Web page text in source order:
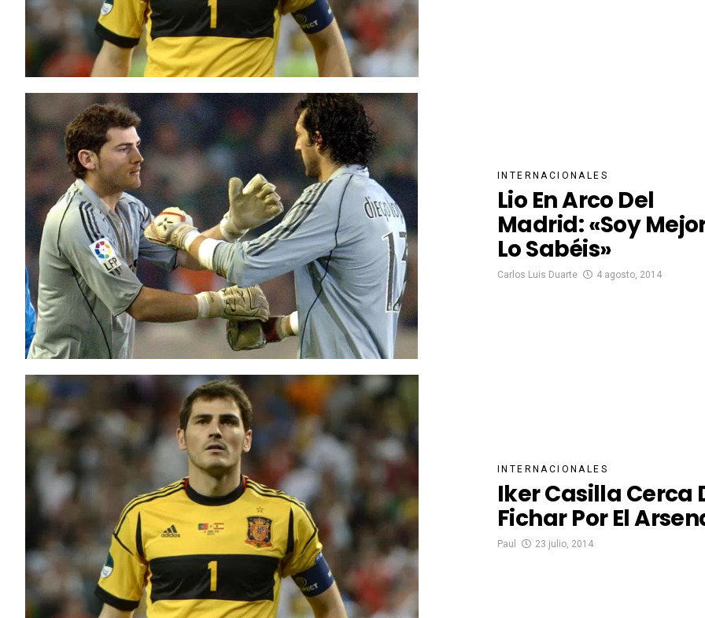
INTERNACIONALES
Lio En Arco Del
Madrid: «Soy
Lo Sabéis»
Carlos Luis Duarte 4 agosto, 2014
INTERNACIONALES
Iker Casilla Cerca
Fichar Por El
Paul 23 julio, 2014